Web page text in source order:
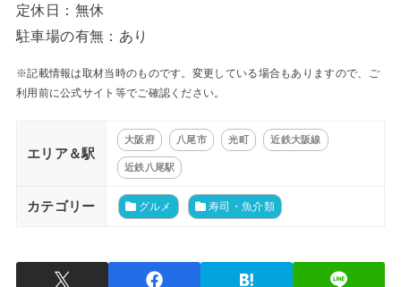
定休日：無休
駐車場の有無：あり
※記載情報は取材当時のものです。変更している場合もありますので、ご
利用前に公式サイト等でご確認ください。
エリア＆駅
大阪府 八尾市 光町 近鉄大阪線
近鉄八尾駅
カテゴリー グルメ 寿司・魚介類